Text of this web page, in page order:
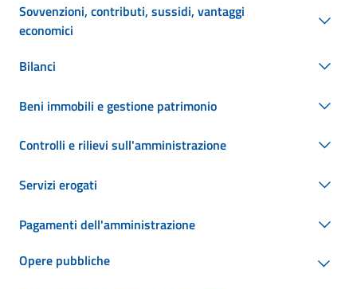
Sovvenzioni, contributi, sussidi, vantaggi
economici
Bilanci
Beni immobili e gestione patrimonio
Controlli e rilievi sull'amministrazione
Servizi erogati
Pagamenti dell'amministrazione
Opere pubbliche